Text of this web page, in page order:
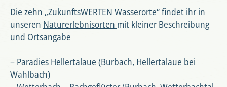
Die zehn „ZukunftsWERTEN Wasserorte“ findet ihr in
unseren Naturerlebnisorten mit kleiner Beschreibung
und Ortsangabe
– Paradies Hellertalaue (Burbach, Hellertalaue bei
Wahlbach)